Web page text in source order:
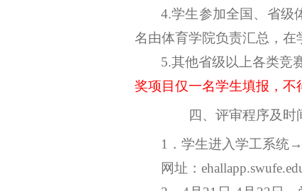
4.学生参加全国、省级
名由体育学院负责汇总，在
5.其他省级以上各类竞
奖项目仅一名学生填报，不
四、评审程序及时
1 ． 学生进入学工系统
网址：